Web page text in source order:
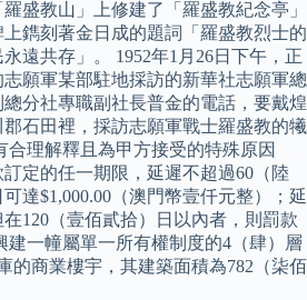
盛教山」上修建了「羅盛教紀念亭」
鐫刻著金日成的題詞「羅盛教烈士的
遠共存」。 1952年1月26日下午，正
願軍某部駐地採訪的新華社志願軍總
分社專職副社長普金的電話，要戴煌
石田裡，採訪志願軍戰士羅盛教的犧
合理解釋且為甲方接受的特殊原因
定的任一期限，延遲不超過60（陸
達$1,000.00（澳門幣壹仟元整）；延
120（壹佰貳拾）日以內者，則罰款
建一幢屬單一所有權制度的4（肆）層
的商業樓宇，其建築面積為782（柒佰